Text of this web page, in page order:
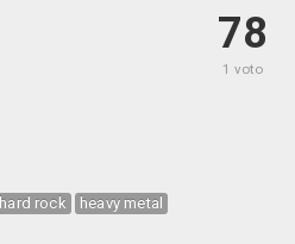
78
1 voto
hard rock heavy metal